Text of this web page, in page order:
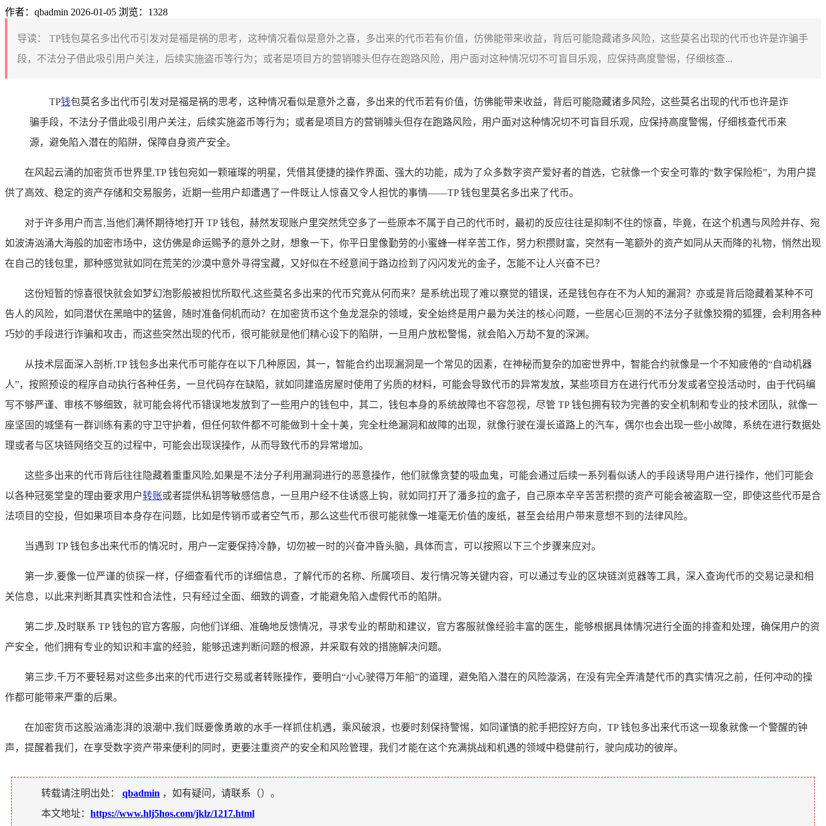
作者：qbadmin 2026-01-05 浏览：1328
导读：
TP钱包莫名多出代币引发对是福是祸的思考，这种情况看似是意外之喜，多出来的代币若有价值，仿佛能带来收益，背后可能隐藏诸多风险，这些莫名出现的代币也许是诈骗手
段，不法分子借此吸引用户关注，后续实施盗币等行为；或者是项目方的营销噱头但存在跑路风险，用户面对这种情况切不可盲目乐观，应保持高度警惕，仔细核查...
TP钱包莫名多出代币引发对是福是祸的思考，这种情况看似是意外之喜，多出来的代币若有价值，仿佛能带来收益，背后可能隐藏诸多风险，这些莫名出现的代币也许是诈
骗手段，不法分子借此吸引用户关注，后续实施盗币等行为；或者是项目方的营销噱头但存在跑路风险，用户面对这种情况切不可盲目乐观，应保持高度警惕，仔细核查代币来
源，避免陷入潜在的陷阱，保障自身资产安全。
在风起云涌的加密货币世界里,TP 钱包宛如一颗璀璨的明星，凭借其便捷的操作界面、强大的功能，成为了众多数字资产爱好者的首选，它就像一个安全可靠的“数字保险柜”，为用户提
供了高效、稳定的资产存储和交易服务，近期一些用户却遭遇了一件既让人惊喜又令人担忧的事情——TP 钱包里莫名多出来了代币。
对于许多用户而言,当他们满怀期待地打开 TP 钱包，赫然发现账户里突然凭空多了一些原本不属于自己的代币时，最初的反应往往是抑制不住的惊喜，毕竟，在这个机遇与风险并存、宛
如波涛汹涌大海般的加密市场中，这仿佛是命运赐予的意外之财，想象一下，你平日里像勤劳的小蜜蜂一样辛苦工作，努力积攒财富，突然有一笔额外的资产如同从天而降的礼物，悄然出现
在自己的钱包里，那种感觉就如同在荒芜的沙漠中意外寻得宝藏，又好似在不经意间于路边捡到了闪闪发光的金子，怎能不让人兴奋不已？
这份短暂的惊喜很快就会如梦幻泡影般被担忧所取代,这些莫名多出来的代币究竟从何而来？是系统出现了难以察觉的错误，还是钱包存在不为人知的漏洞？亦或是背后隐藏着某种不可
告人的风险，如同潜伏在黑暗中的猛兽，随时准备伺机而动？在加密货币这个鱼龙混杂的领域，安全始终是用户最为关注的核心问题，一些居心叵测的不法分子就像狡猾的狐狸，会利用各种
巧妙的手段进行诈骗和攻击，而这些突然出现的代币，很可能就是他们精心设下的陷阱，一旦用户放松警惕，就会陷入万劫不复的深渊。
从技术层面深入剖析,TP 钱包多出来代币可能存在以下几种原因，其一，智能合约出现漏洞是一个常见的因素，在神秘而复杂的加密世界中，智能合约就像是一个不知疲倦的“自动机器
人”，按照预设的程序自动执行各种任务，一旦代码存在缺陷，就如同建造房屋时使用了劣质的材料，可能会导致代币的异常发放，某些项目方在进行代币分发或者空投活动时，由于代码编
写不够严谨、审核不够细致，就可能会将代币错误地发放到了一些用户的钱包中，其二，钱包本身的系统故障也不容忽视，尽管 TP 钱包拥有较为完善的安全机制和专业的技术团队，就像一
座坚固的城堡有一群训练有素的守卫守护着，但任何软件都不可能做到十全十美，完全杜绝漏洞和故障的出现，就像行驶在漫长道路上的汽车，偶尔也会出现一些小故障，系统在进行数据处
理或者与区块链网络交互的过程中，可能会出现误操作，从而导致代币的异常增加。
这些多出来的代币背后往往隐藏着重重风险,如果是不法分子利用漏洞进行的恶意操作，他们就像贪婪的吸血鬼，可能会通过后续一系列看似诱人的手段诱导用户进行操作，他们可能会
以各种冠冕堂皇的理由要求用户转账或者提供私钥等敏感信息，一旦用户经不住诱惑上钩，就如同打开了潘多拉的盒子，自己原本辛辛苦苦积攒的资产可能会被盗取一空，即使这些代币是合
法项目的空投，但如果项目本身存在问题，比如是传销币或者空气币，那么这些代币很可能就像一堆毫无价值的废纸，甚至会给用户带来意想不到的法律风险。
当遇到 TP 钱包多出来代币的情况时，用户一定要保持冷静，切勿被一时的兴奋冲昏头脑，具体而言，可以按照以下三个步骤来应对。
第一步,要像一位严谨的侦探一样，仔细查看代币的详细信息，了解代币的名称、所属项目、发行情况等关键内容，可以通过专业的区块链浏览器等工具，深入查询代币的交易记录和相
关信息，以此来判断其真实性和合法性，只有经过全面、细致的调查，才能避免陷入虚假代币的陷阱。
第二步,及时联系 TP 钱包的官方客服，向他们详细、准确地反馈情况，寻求专业的帮助和建议，官方客服就像经验丰富的医生，能够根据具体情况进行全面的排查和处理，确保用户的资
产安全，他们拥有专业的知识和丰富的经验，能够迅速判断问题的根源，并采取有效的措施解决问题。
第三步,千万不要轻易对这些多出来的代币进行交易或者转账操作，要明白“小心驶得万年船”的道理，避免陷入潜在的风险漩涡，在没有完全弄清楚代币的真实情况之前，任何冲动的操
作都可能带来严重的后果。
在加密货币这股汹涌澎湃的浪潮中,我们既要像勇敢的水手一样抓住机遇，乘风破浪，也要时刻保持警惕，如同谨慎的舵手把控好方向，TP 钱包多出来代币这一现象就像一个警醒的钟
声，提醒着我们，在享受数字资产带来便利的同时，更要注重资产的安全和风险管理，我们才能在这个充满挑战和机遇的领域中稳健前行，驶向成功的彼岸。
转载请注明出处： qbadmin ，如有疑问，请联系（）。
本文地址： https://www.hlj5hos.com/jklz/1217.html